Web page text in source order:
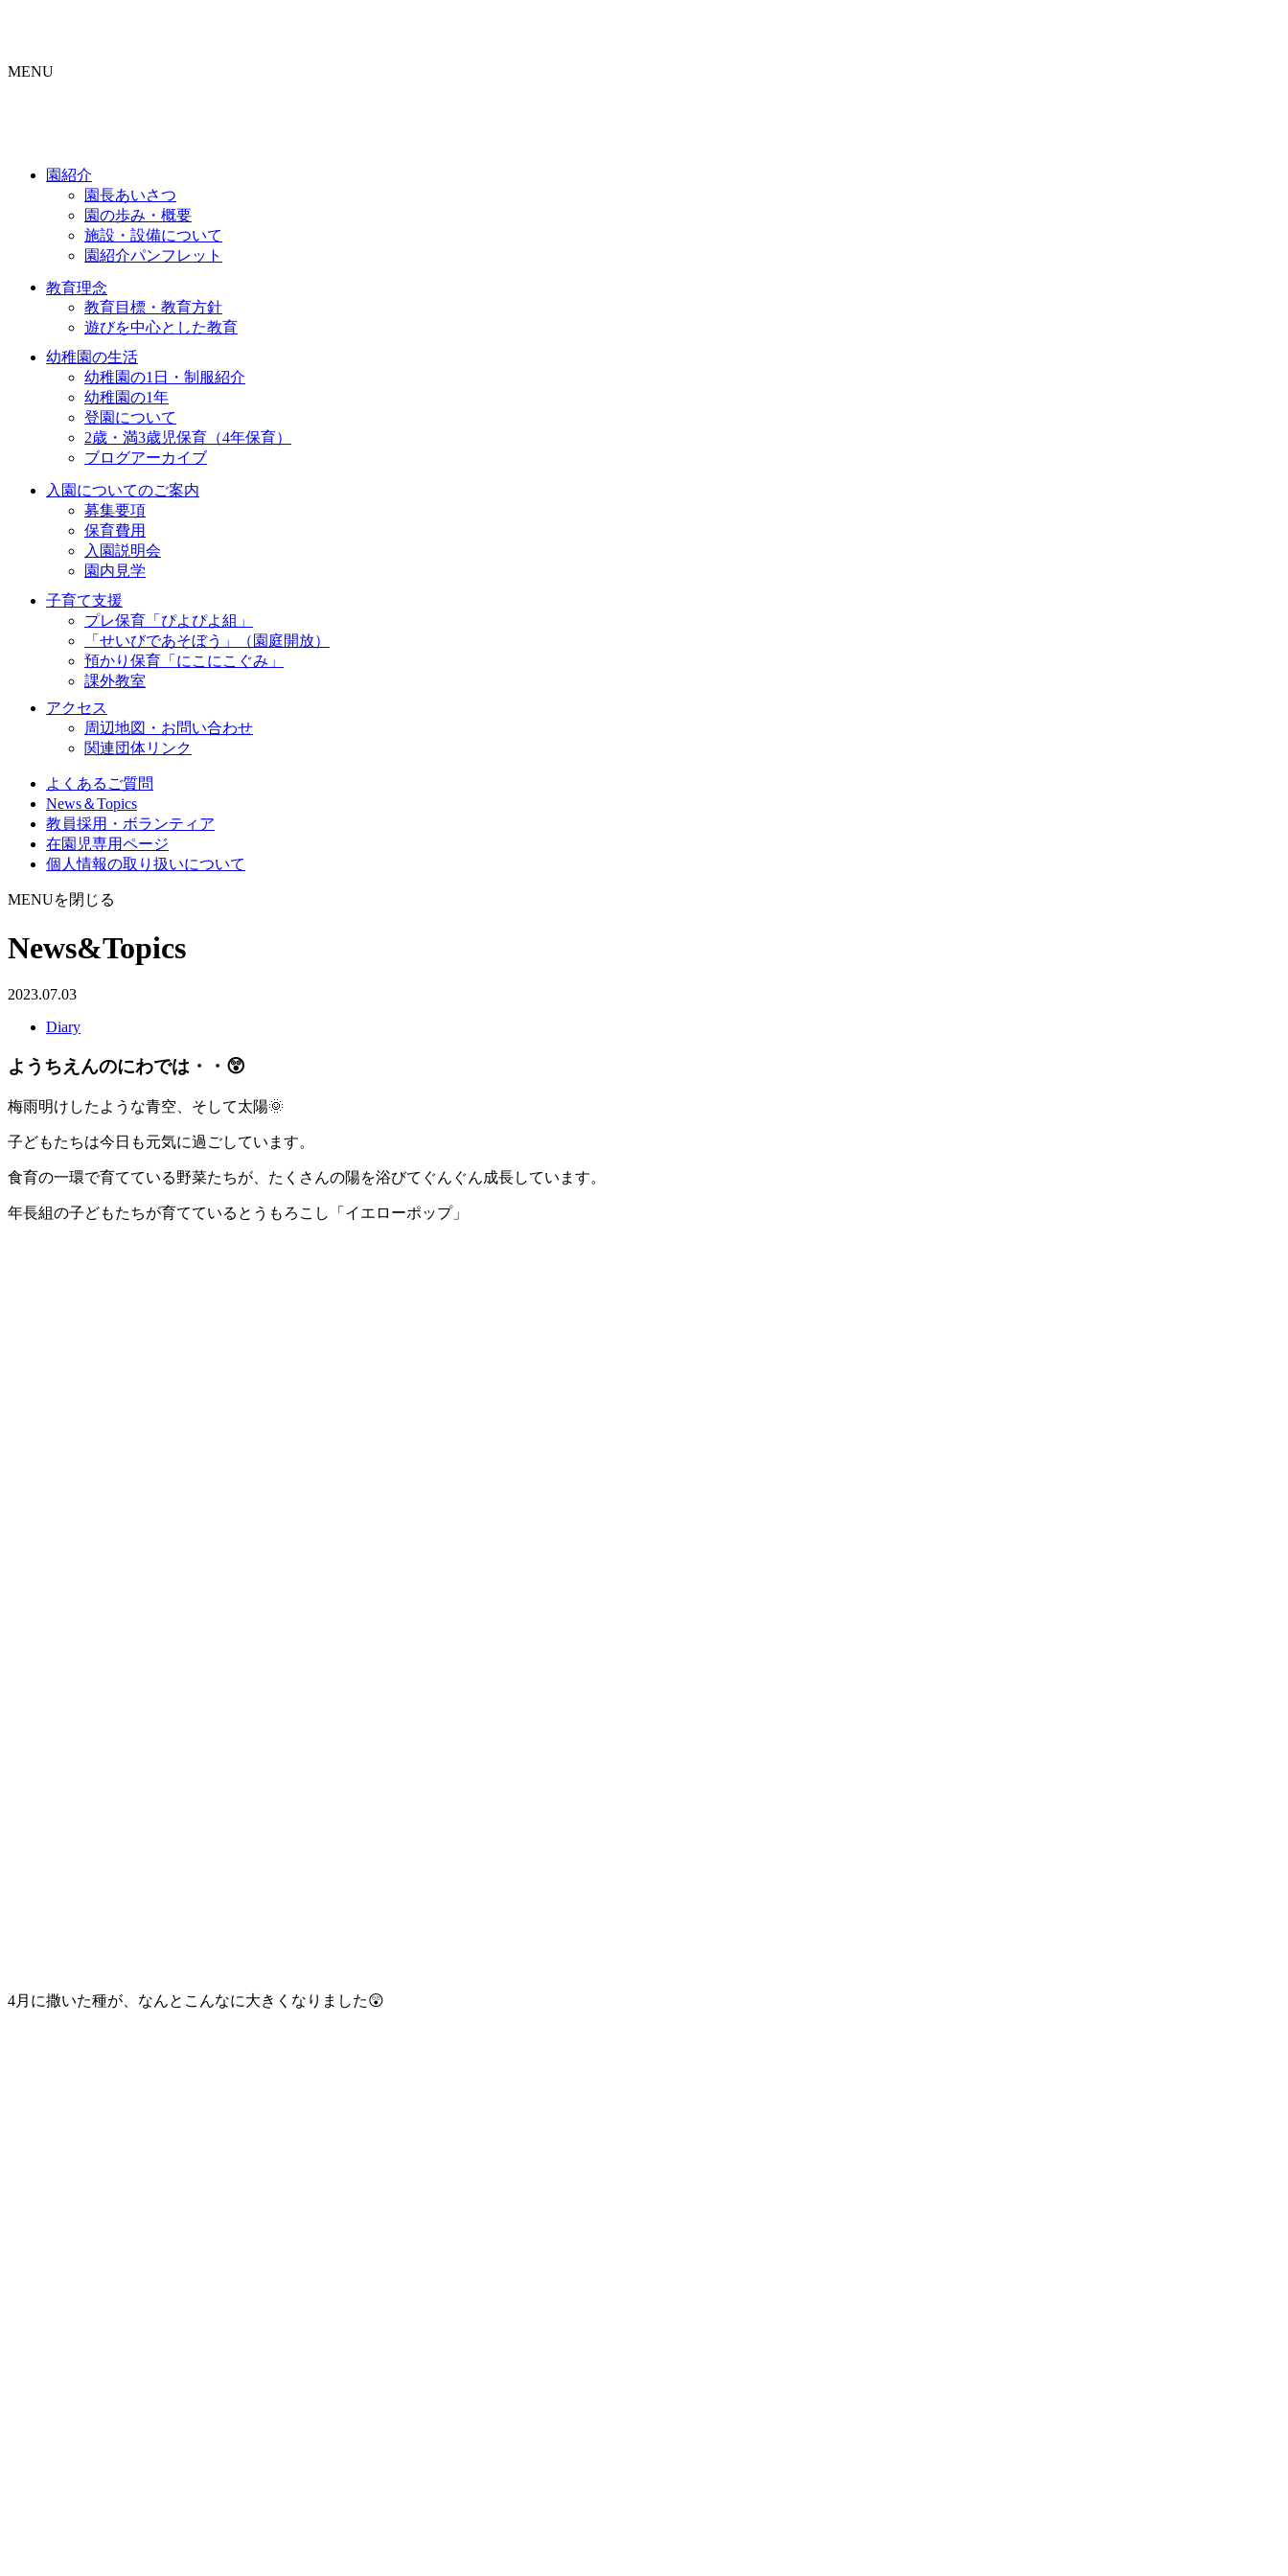
MENU
園紹介
園長あいさつ
園の歩み・概要
施設・設備について
園紹介パンフレット
教育理念
教育目標・教育方針
遊びを中心とした教育
幼稚園の生活
幼稚園の1日・制服紹介
幼稚園の1年
登園について
2歳・満3歳児保育（4年保育）
ブログアーカイブ
入園についてのご案内
募集要項
保育費用
入園説明会
園内見学
子育て支援
プレ保育「ぴよぴよ組」
「せいびであそぼう」（園庭開放）
預かり保育「にこにこぐみ」
課外教室
アクセス
周辺地図・お問い合わせ
関連団体リンク
よくあるご質問
News＆Topics
教員採用・ボランティア
在園児専用ページ
個人情報の取り扱いについて
MENUを閉じる
News&Topics
2023.07.03
Diary
ようちえんのにわでは・・😲
梅雨明けしたような青空、そして太陽🌞
子どもたちは今日も元気に過ごしています。
食育の一環で育てている野菜たちが、たくさんの陽を浴びてぐんぐん成長しています。
年長組の子どもたちが育てているとうもろこし「イエローポップ」
4月に撒いた種が、なんとこんなに大きくなりました😲